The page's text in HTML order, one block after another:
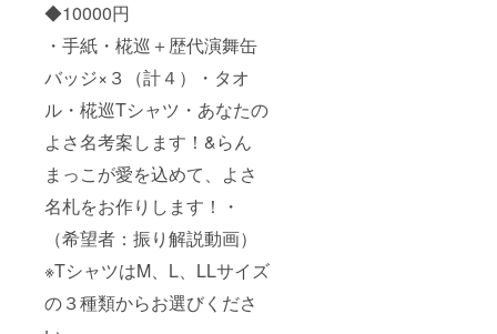
◆10000円
・手紙・椛巡＋歴代演舞缶
バッジ×３（計４）・タオ
ル・椛巡Tシャツ・あなたの
よさ名考案します！&らん
まっこが愛を込めて、よさ
名札をお作りします！・
（希望者：振り解説動画）
※TシャツはM、L、LLサイズ
の３種類からお選びくださ